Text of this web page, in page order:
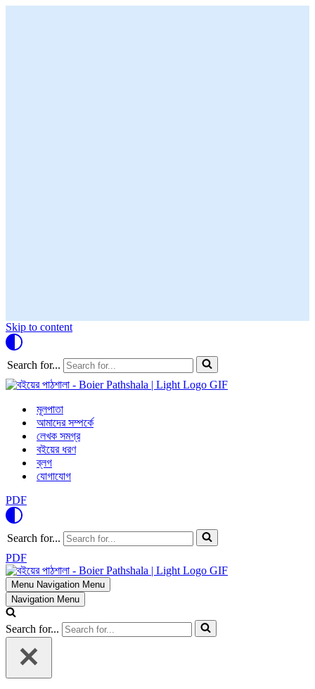
Skip to content
Search for...
মূলপাতা
আমাদের সম্পর্কে
লেখক সমগ্র
বইয়ের ধরণ
ব্লগ
যোগাযোগ
PDF
Search for...
PDF
Menu Navigation Menu
Navigation Menu
Search for...